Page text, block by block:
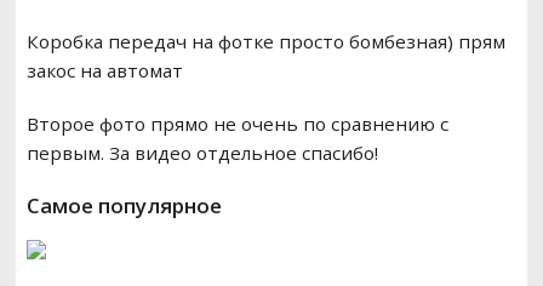
Коробка передач на фотке просто бомбезная) прям
закос на автомат
Второе фото прямо не очень по сравнению с
первым. За видео отдельное спасибо!
Самое популярное